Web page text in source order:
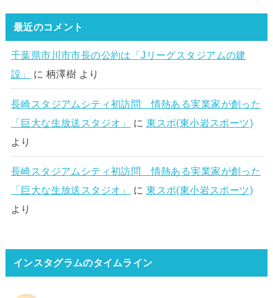
最近のコメント
千葉県市川市市長の公約は「Jリーグスタジアムの建
設」
に 柄澤樹 より
長崎スタジアムシティ初訪問 情熱ある実業家が創った
「巨大な生放送スタジオ」
に東スポ(東小岩スポーツ)
より
長崎スタジアムシティ初訪問 情熱ある実業家が創った
「巨大な生放送スタジオ」
に東スポ(東小岩スポーツ)
より
インスタグラムのタイムライン